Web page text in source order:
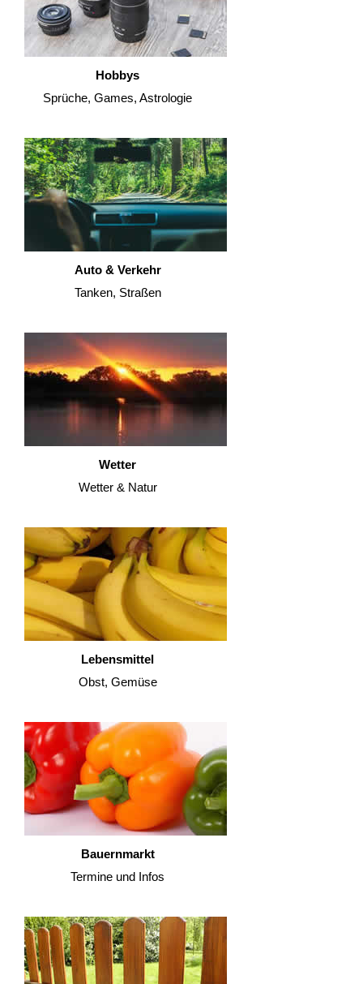
Hobbys
Sprüche, Games, Astrologie
Auto & Verkehr
Tanken, Straßen
Wetter
Wetter & Natur
Lebensmittel
Obst, Gemüse
Bauernmarkt
Termine und Infos